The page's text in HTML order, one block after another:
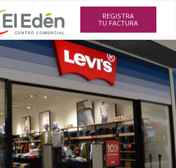
REGISTRA
TU FACTURA